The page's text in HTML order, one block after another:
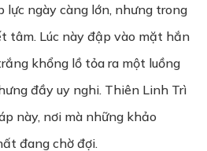
lực ngày càng lớn, nhưng trong
tâm. Lúc này đập vào mặt hắn
khổng lồ tỏa ra một luồng
đầy uy nghi. Thiên Linh Trì
này, nơi mà những khảo
đang chờ đợi.